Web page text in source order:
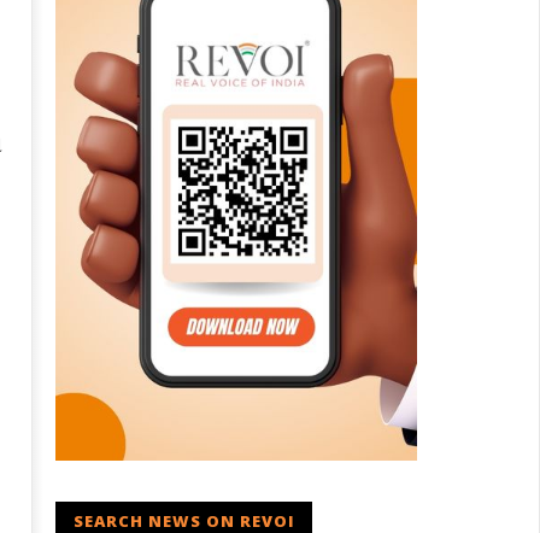
SEARCH NEWS ON REVOI